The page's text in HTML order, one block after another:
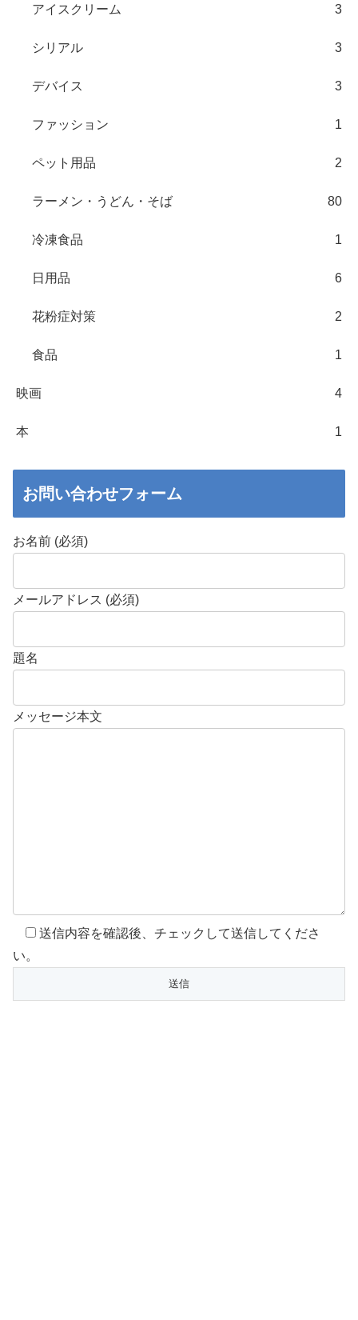
アイスクリーム 3
シリアル 3
デバイス 3
ファッション 1
ペット用品 2
ラーメン・うどん・そば 80
冷凍食品 1
日用品 6
花粉症対策 2
食品 1
映画 4
本 1
お問い合わせフォーム
お名前 (必須)
メールアドレス (必須)
題名
メッセージ本文
送信内容を確認後、チェックして送信してくださ
い。